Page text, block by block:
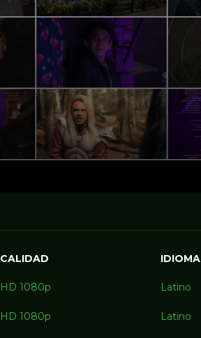
CALIDAD IDIOMA
HD 1080p Latino
HD 1080p Latino